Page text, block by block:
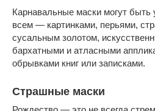
Карнавальные маски могут быть
всем — картинками, перьями,
сусальным золотом,
бархатными и атласными
обрывками книг или записками.
Страшные маски